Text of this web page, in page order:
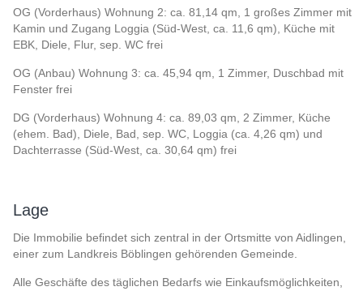
OG (Vorderhaus) Wohnung 2: ca. 81,14 qm, 1 großes Zimmer mit
Kamin und Zugang Loggia (Süd-West, ca. 11,6 qm), Küche mit
EBK, Diele, Flur, sep. WC frei
OG (Anbau) Wohnung 3: ca. 45,94 qm, 1 Zimmer, Duschbad mit
Fenster frei
DG (Vorderhaus) Wohnung 4: ca. 89,03 qm, 2 Zimmer, Küche
(ehem. Bad), Diele, Bad, sep. WC, Loggia (ca. 4,26 qm) und
Dachterrasse (Süd-West, ca. 30,64 qm) frei
Lage
Die Immobilie befindet sich zentral in der Ortsmitte von Aidlingen,
einer zum Landkreis Böblingen gehörenden Gemeinde.
Alle Geschäfte des täglichen Bedarfs wie Einkaufsmöglichkeiten,